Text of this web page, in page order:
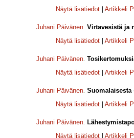
Näytä lisätiedot
Artikkeli
Juhani Päivänen. Virtavesistä ja
Näytä lisätiedot
Artikkeli
Juhani Päivänen.
Näytä lisätiedot
Artikkeli
Juhani Päivänen.
Näytä lisätiedot
Artikkeli
Juhani Päivänen.
Näytä lisätiedot
Artikkeli